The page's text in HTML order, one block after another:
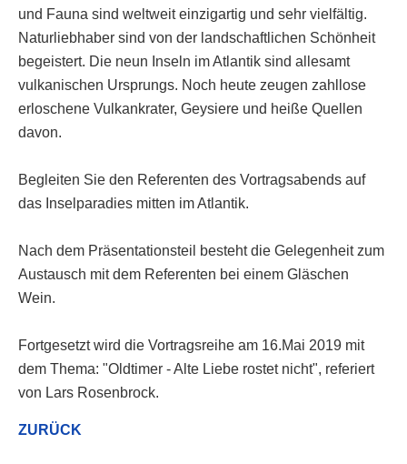
und Fauna sind weltweit einzigartig und sehr vielfältig.
Naturliebhaber sind von der landschaftlichen Schönheit
begeistert. Die neun Inseln im Atlantik sind allesamt
vulkanischen Ursprungs. Noch heute zeugen zahllose
erloschene Vulkankrater, Geysiere und heiße Quellen
davon.
Begleiten Sie den Referenten des Vortragsabends auf
das Inselparadies mitten im Atlantik.
Nach dem Präsentationsteil besteht die Gelegenheit zum
Austausch mit dem Referenten bei einem Gläschen
Wein.
Fortgesetzt wird die Vortragsreihe am 16.Mai 2019 mit
dem Thema: "Oldtimer - Alte Liebe rostet nicht", referiert
von Lars Rosenbrock.
ZURÜCK